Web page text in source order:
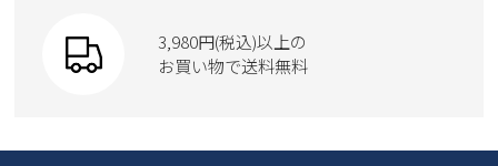
moz
Parade
GAP
new balance
瞬足
3,980円(税込)以上の
お買い物で送料無料